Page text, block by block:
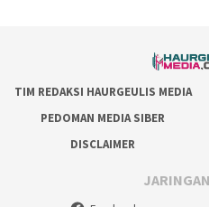
TIM REDAKSI HAURGEULIS MEDIA
PEDOMAN MEDIA SIBER
DISCLAIMER